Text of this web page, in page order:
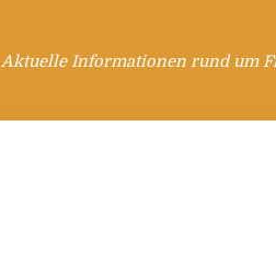
Aktuelle Informationen rund um